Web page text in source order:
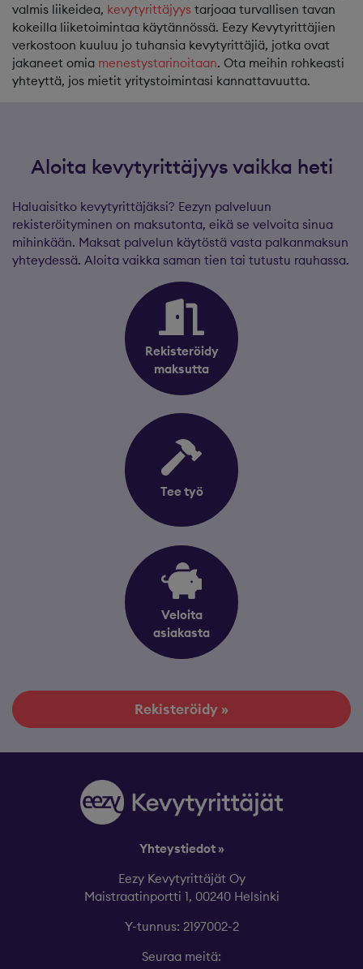
valmis liikeidea, kevytyrittäjyys tarjoaa turvallisen tavan
kokeilla liiketoimintaa käytännössä. Eezy Kevytyrittäjien
verkostoon kuuluu jo tuhansia kevytyrittäjiä, jotka ovat
jakaneet omia menestystarinoitaan. Ota meihin rohkeasti
yhteyttä, jos mietit yritystoimintasi kannattavuutta.
Aloita kevytyrittäjyys vaikka heti
Haluaisitko kevytyrittäjäksi? Eezyn palveluun
rekisteröityminen on maksutonta, eikä se velvoita sinua
mihinkään. Maksat palvelun käytöstä vasta palkanmaksun
yhteydessä. Aloita vaikka saman tien tai tutustu rauhassa.
Rekisteröidy
maksutta
Tee työ
Veloita
asiakasta
Rekisteröidy »
Yhteystiedot »
Eezy Kevytyrittäjät Oy
Maistraatinportti 1, 00240 Helsinki
Y-tunnus: 2197002-2
Seuraa meitä: